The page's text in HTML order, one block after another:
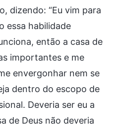
dizendo: “Eu vim para
essa habilidade
então a casa de
importantes e me
envergonhar nem se
dentro do escopo de
Deveria ser eu a
de Deus não deveria